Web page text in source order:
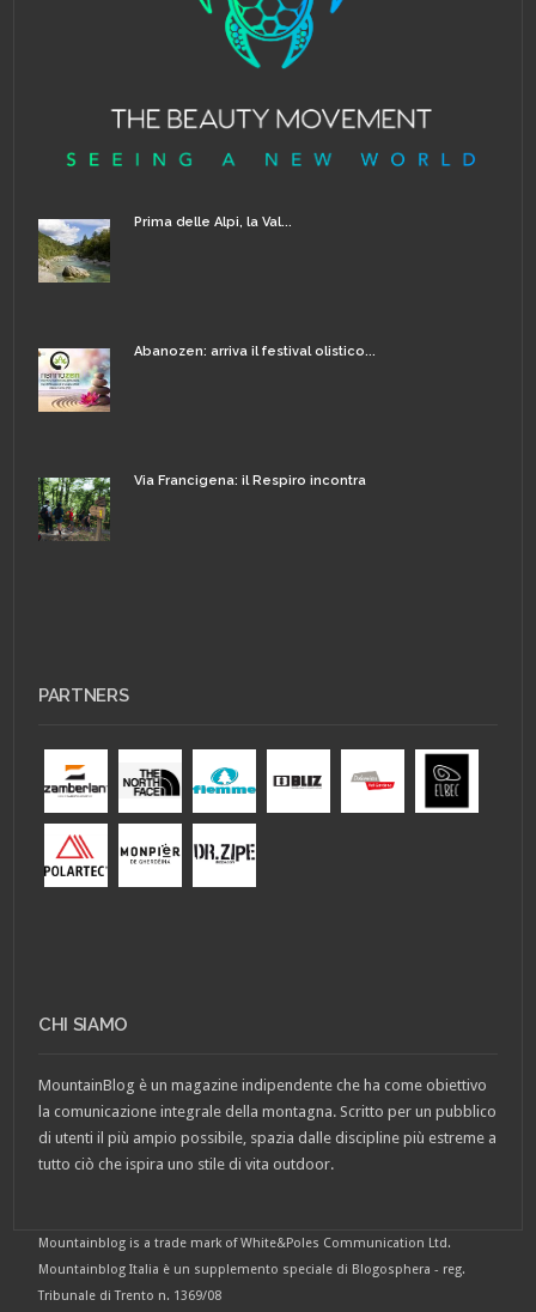
Prima delle Alpi, la Val...
Abanozen: arriva il festival olistico...
Via Francigena: il Respiro incontra
PARTNERS
CHI SIAMO
MountainBlog è un magazine indipendente che ha come obiettivo
la comunicazione integrale della montagna. Scritto per un pubblico
di utenti il più ampio possibile, spazia dalle discipline più estreme a
tutto ciò che ispira uno stile di vita outdoor.
Mountainblog is a trade mark of White&Poles Communication Ltd.
Mountainblog Italia è un supplemento speciale di Blogosphera - reg.
Tribunale di Trento n. 1369/08